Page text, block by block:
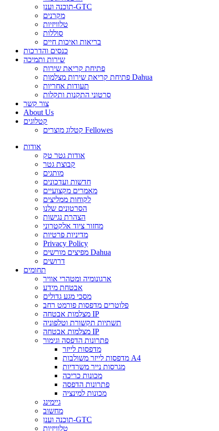
תוכנה וענן-GTC
מקרנים
טלוויזיות
סוללות
בריאות ואיכות חיים
כנסים והדרכות
שירות ותמיכה
פתיחת קריאת שירות
פתיחת קריאת שירות מצלמות Dahua
תעודות אחריות
סרטוני התקנות ותקלות
צור קשר
About Us
קטלוגים
קטלוג מוצרים Fellowes
אודות
אודות גטר טק
קבוצת גטר
מותגים
חדשות ועדכונים
מאמרים מקצועיים
לקוחות ממליצים
הסרטונים שלנו
הצהרת נגישות
מחזור ציוד אלקטרוני
מדיניות פרטיות
Privacy Policy
מפיצים מורשים Dahua
דרושים
תחומים
ארגונומיה ומטהרי אוויר
אבטחת מידע
מסכי מגע גדולים
פלוטרים מדפסות פורמט רחב
מצלמות אבטחה IP
תשתיות תקשורת וטלפוניה
מצלמות אבטחה IP
פתרונות הדפסה וגימור
מדפסות לייזר
מדפסות לייזר משולבות A4
מגרסות נייר משרדיות
מכונות כריכה
פתרונות הדפסה
מכונות למינציה
גיימינג
מחשוב
תוכנה וענן-GTC
טלוויזיות